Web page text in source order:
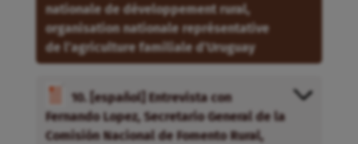
nationale de développement rural,
organisation nationale représentative
de l’agriculture familiale d’Uruguay
10. [español] Entrevista con
Fernando Lopez, Secretario General de la
Comisión Nacional de Fomento Rural,